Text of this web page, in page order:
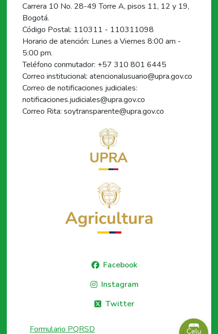
Carrera 10 No. 28-49 Torre A, pisos 11, 12 y 19,
Bogotá.
Código Postal: 110311 - 110311098
Horario de atención: Lunes a Viernes 8:00 am -
5:00 pm.
Teléfono conmutador: +57 310 801 6445
Correo institucional: atencionalusuario@upra.gov.co
Correo de notificaciones judiciales:
notificaciones.judiciales@upra.gov.co
Correo Rita: soytransparente@upra.gov.co
Facebook
Instagram
Twitter
Formulario PQRSD